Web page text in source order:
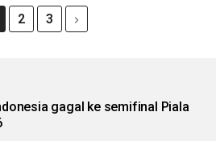
2 3
gagal ke semifinal Piala